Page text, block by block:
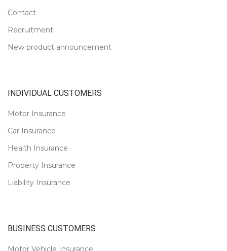
Contact
Recruitment
New product announcement
INDIVIDUAL CUSTOMERS
Motor Insurance
Car Insurance
Health Insurance
Property Insurance
Liability Insurance
BUSINESS CUSTOMERS
Motor Vehicle Insurance